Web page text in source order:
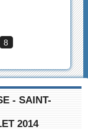
8
- SAINT-
2014